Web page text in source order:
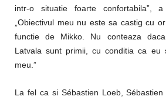
intr-o situatie foarte confortabila”, a
„Obiectivul meu nu este sa castig cu
functie de Mikko. Nu conteaza
Latvala sunt primii, cu conditia ca eu
meu.”
La fel ca si Sébastien Loeb,